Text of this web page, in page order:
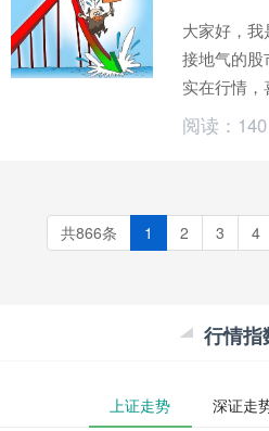
大家好，
接地气的
实在行情
点个关注，
期A股整体
阅读： 140
共866条 1 2 3 4
行情指
上证走势 深证走